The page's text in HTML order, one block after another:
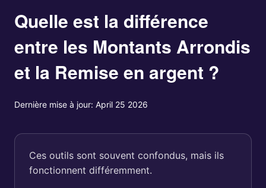
Quelle est la différence
entre les Montants Arrondis
et la Remise en argent ?
Dernière mise à jour: April 25 2026
Ces outils sont souvent confondus, mais ils
fonctionnent différemment.